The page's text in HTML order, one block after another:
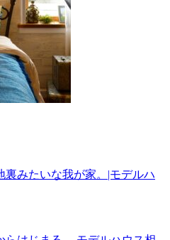
みたいな我が家。|モデルハ